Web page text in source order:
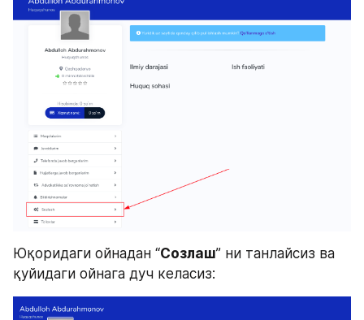
Юқоридаги ойнадан “Созлаш” ни танлайсиз ва
қуйидаги ойнага дуч келасиз: